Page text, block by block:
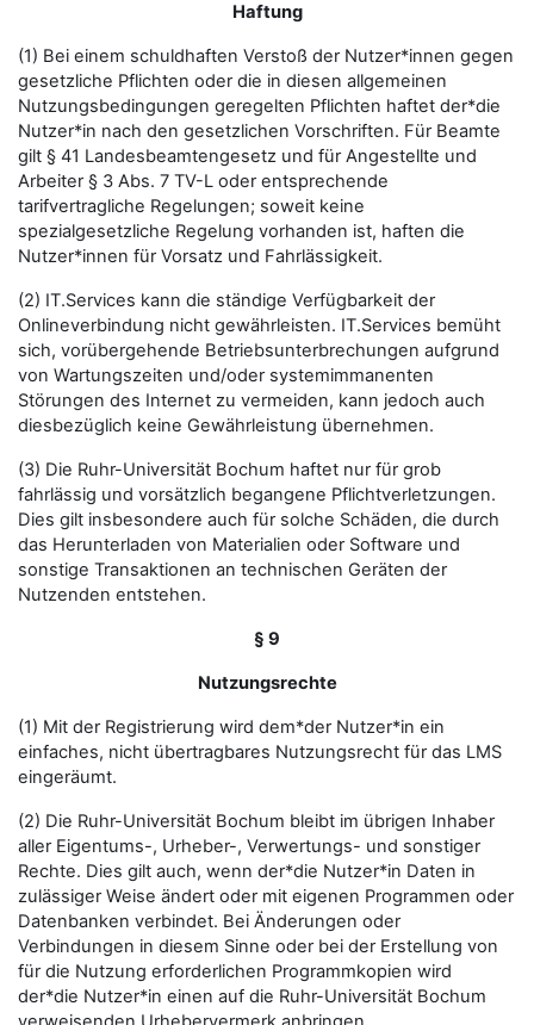
Haftung
(1) Bei einem schuldhaften Verstoß der Nutzer*innen gegen
gesetzliche Pflichten oder die in diesen allgemeinen
Nutzungsbedingungen geregelten Pflichten haftet der*die
Nutzer*in nach den gesetzlichen Vorschriften. Für Beamte
gilt § 41 Landesbeamtengesetz und für Angestellte und
Arbeiter § 3 Abs. 7 TV-L oder entsprechende
tarifvertragliche Regelungen; soweit keine
spezialgesetzliche Regelung vorhanden ist, haften die
Nutzer*innen für Vorsatz und Fahrlässigkeit.
(2) IT.Services kann die ständige Verfügbarkeit der
Onlineverbindung nicht gewährleisten. IT.Services bemüht
sich, vorübergehende Betriebsunterbrechungen aufgrund
von Wartungszeiten und/oder systemimmanenten
Störungen des Internet zu vermeiden, kann jedoch auch
diesbezüglich keine Gewährleistung übernehmen.
(3) Die Ruhr-Universität Bochum haftet nur für grob
fahrlässig und vorsätzlich begangene Pflichtverletzungen.
Dies gilt insbesondere auch für solche Schäden, die durch
das Herunterladen von Materialien oder Software und
sonstige Transaktionen an technischen Geräten der
Nutzenden entstehen.
§ 9
Nutzungsrechte
(1) Mit der Registrierung wird dem*der Nutzer*in ein
einfaches, nicht übertragbares Nutzungsrecht für das LMS
eingeräumt.
(2) Die Ruhr-Universität Bochum bleibt im übrigen Inhaber
aller Eigentums-, Urheber-, Verwertungs- und sonstiger
Rechte. Dies gilt auch, wenn der*die Nutzer*in Daten in
zulässiger Weise ändert oder mit eigenen Programmen oder
Datenbanken verbindet. Bei Änderungen oder
Verbindungen in diesem Sinne oder bei der Erstellung von
für die Nutzung erforderlichen Programmkopien wird
der*die Nutzer*in einen auf die Ruhr-Universität Bochum